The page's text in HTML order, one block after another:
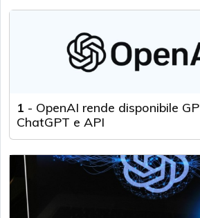
1 - OpenAI rende disponibile
ChatGPT e API